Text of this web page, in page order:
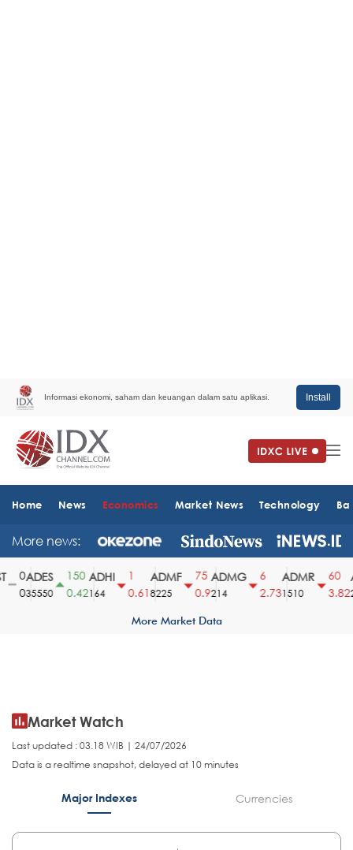
Informasi ekonomi, saham dan keuangan dalam satu aplikasi. Install
Home News Economics Market News Technology
More news:
ADES
35550
150
0.42
ADHI
164
0.61
ADMF
8225
75
0.9
ADMG
214
2.73
ADMR
1510
60
3.82
More Market Data
Market Watch
Last updated : 03.18 WIB | 24/07/2026
Data is a realtime snapshot, delayed at 10 minutes
Major Indexes Currencies